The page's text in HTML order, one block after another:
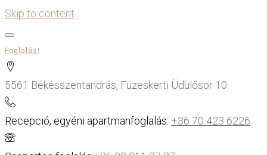
Skip to content
Foglalás!
5561 Békésszentandrás, Füzeskerti Üdülősor 10.
Recepció, egyéni apartmanfoglalás: +36 70 423 6226